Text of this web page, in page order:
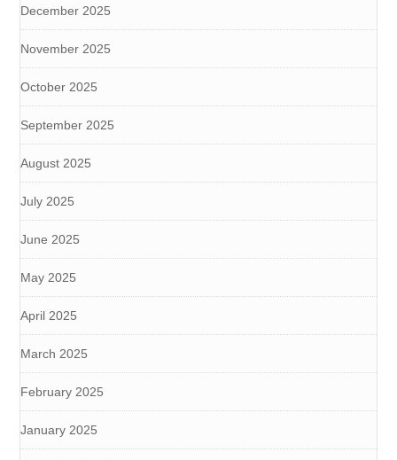
December 2025
November 2025
October 2025
September 2025
August 2025
July 2025
June 2025
May 2025
April 2025
March 2025
February 2025
January 2025